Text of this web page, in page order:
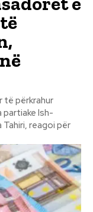
të përkrahur
Ish-
reagoi për